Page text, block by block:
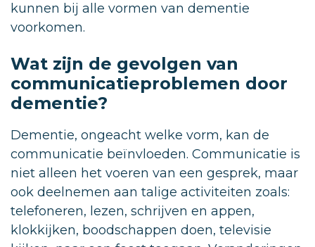
kunnen bij alle vormen van dementie
voorkomen.
Wat zijn de gevolgen van
communicatieproblemen door
dementie?
Dementie, ongeacht welke vorm, kan de
communicatie beïnvloeden. Communicatie is
niet alleen het voeren van een gesprek, maar
ook deelnemen aan talige activiteiten zoals:
telefoneren, lezen, schrijven en appen,
klokkijken, boodschappen doen, televisie